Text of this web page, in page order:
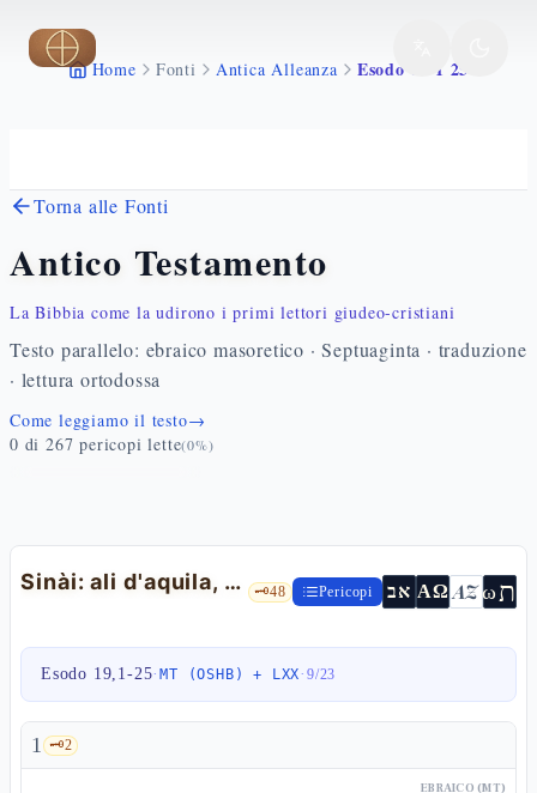
Vai al contenuto principale
Home Fonti Antica Alleanza Esodo 19 1 25
Torna alle Fonti
Antico Testamento
La Bibbia come la udirono i primi lettori giudeo-cristiani
Testo parallelo: ebraico masoretico · Septuaginta · traduzione
· lettura ortodossa
Come leggiamo il testo→
0 di 267 pericopi lette(0%)
Sinài: ali d'aquila, regno di sacerdoti, la teofania — Es 19,1-25 🗝️48 Pericopi אב ΑΩ AZωת
Esodo 19,1-25·MT (OSHB) + LXX·9/23
1 🗝️2
EBRAICO (MT)